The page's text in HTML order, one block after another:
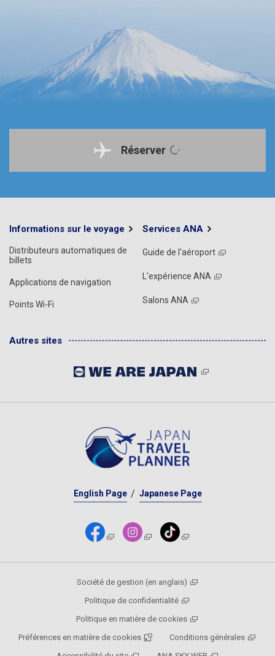
Réserver
Informations sur le voyage
Distributeurs automatiques de
billets
Applications de navigation
Points Wi-Fi
Services ANA
Guide de l'aéroport
L'expérience ANA
Salons ANA
Autres sites
English Page Japanese Page
Société de gestion (en anglais)
Politique de confidentialité
Politique en matière de cookies
Préférences en matière de cookies
Conditions générales